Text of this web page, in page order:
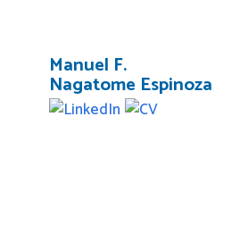
Manuel F.
Nagatome Espinoza